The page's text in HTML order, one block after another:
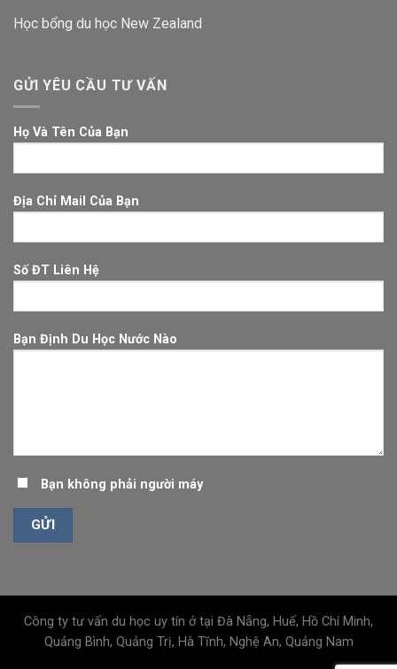
Học bổng du học New Zealand
GỬI YÊU CẦU TƯ VẤN
Họ Và Tên Của Bạn
Địa Chỉ Mail Của Bạn
Số ĐT Liên Hệ
Bạn Định Du Học Nước Nào
Bạn không phải người máy
Công ty tư vấn du học uy tín ở tại Đà Nẵng, Huế, Hồ Chí Minh,
Quảng Bình, Quảng Trị, Hà Tĩnh, Nghệ An, Quảng Nam